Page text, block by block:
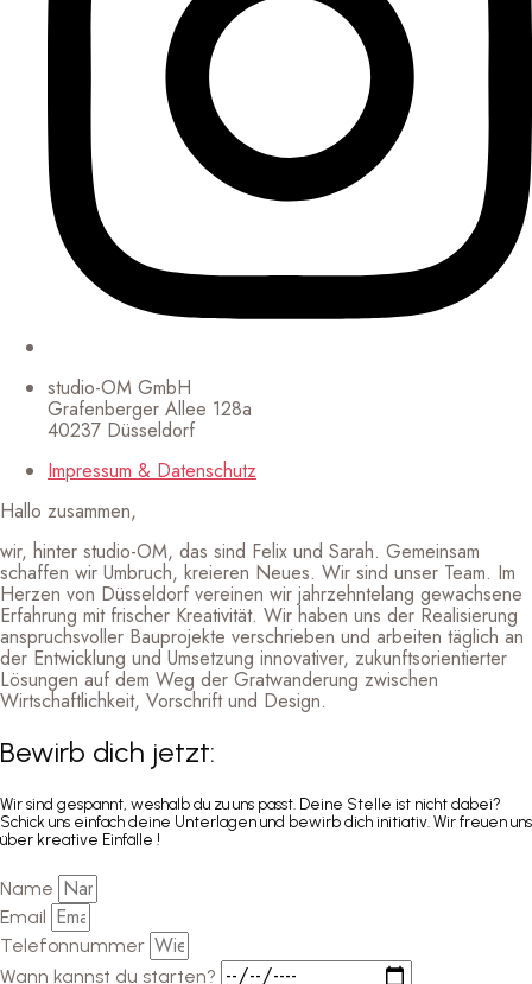
studio-OM GmbH
Grafenberger Allee 128a
40237 Düsseldorf
Impressum & Datenschutz
Hallo zusammen,
wir, hinter studio-OM, das sind Felix und Sarah. Gemeinsam
schaffen wir Umbruch, kreieren Neues. Wir sind unser Team. Im
Herzen von Düsseldorf vereinen wir jahrzehntelang gewachsene
Erfahrung mit frischer Kreativität. Wir haben uns der Realisierung
anspruchsvoller Bauprojekte verschrieben und arbeiten täglich an
der Entwicklung und Umsetzung innovativer, zukunftsorientierter
Lösungen auf dem Weg der Gratwanderung zwischen
Wirtschaftlichkeit, Vorschrift und Design.
Bewirb dich jetzt:
Wir sind gespannt, weshalb du zu uns passt. Deine Stelle ist nicht dabei?
Schick uns einfach deine Unterlagen und bewirb dich initiativ. Wir freuen uns
über kreative Einfälle !
Name
Email
Telefonnummer
Wann kannst du starten?